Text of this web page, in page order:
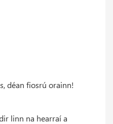
déan fiosrú orainn!
linn na hearraí a